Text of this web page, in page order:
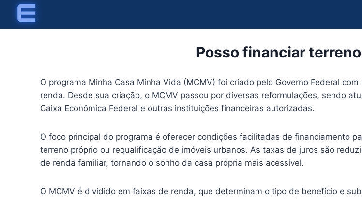
content
Posso financiar
O programa Minha Casa Minha Vida (MCMV) foi criado pelo Governo Federal
renda. Desde sua criação, o MCMV passou por diversas reformulações, sendo
Caixa Econômica Federal e outras instituições financeiras autorizadas.
O foco principal do programa é oferecer condições facilitadas de financiamento
terreno próprio ou requalificação de imóveis urbanos. As taxas de juros são
de renda familiar, tornando o sonho da casa própria mais acessível.
O MCMV é dividido em faixas de renda, que determinam o tipo de benefício e